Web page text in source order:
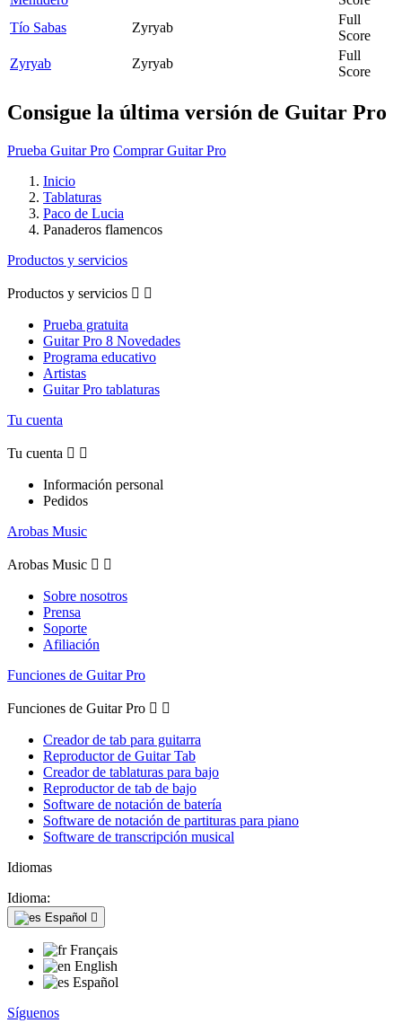
Tío Sabas
Zyryab
Full
Score
Zyryab
Zyryab
Full
Score
Consigue la última versión de Guitar Pro
Prueba Guitar Pro Comprar Guitar Pro
Inicio
Tablaturas
Paco de Lucia
Panaderos flamencos
Productos y servicios
Productos y servicios  
Prueba gratuita
Guitar Pro 8 Novedades
Programa educativo
Artistas
Guitar Pro tablaturas
Tu cuenta
Tu cuenta  
Información personal
Pedidos
Arobas Music
Arobas Music  
Sobre nosotros
Prensa
Soporte
Afiliación
Funciones de Guitar Pro
Funciones de Guitar Pro  
Creador de tab para guitarra
Reproductor de Guitar Tab
Creador de tablaturas para bajo
Reproductor de tab de bajo
Software de notación de batería
Software de notación de partituras para piano
Software de transcripción musical
Idiomas
Idioma:
Español 
Français
English
Español
Síguenos